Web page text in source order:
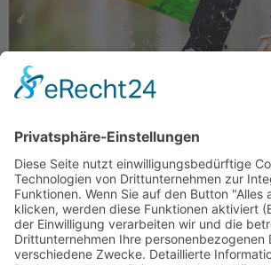
freiheitlich-demokratischen
Bundesregierung will mit einem
Bundesverfassungsgericht vor der
„falscher“ Parteien schützen. Per